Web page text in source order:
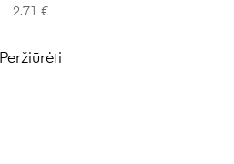
2.71 €
Peržiūrėti